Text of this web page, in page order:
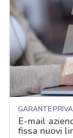
GARANTE
E-mail
fissa nuovi